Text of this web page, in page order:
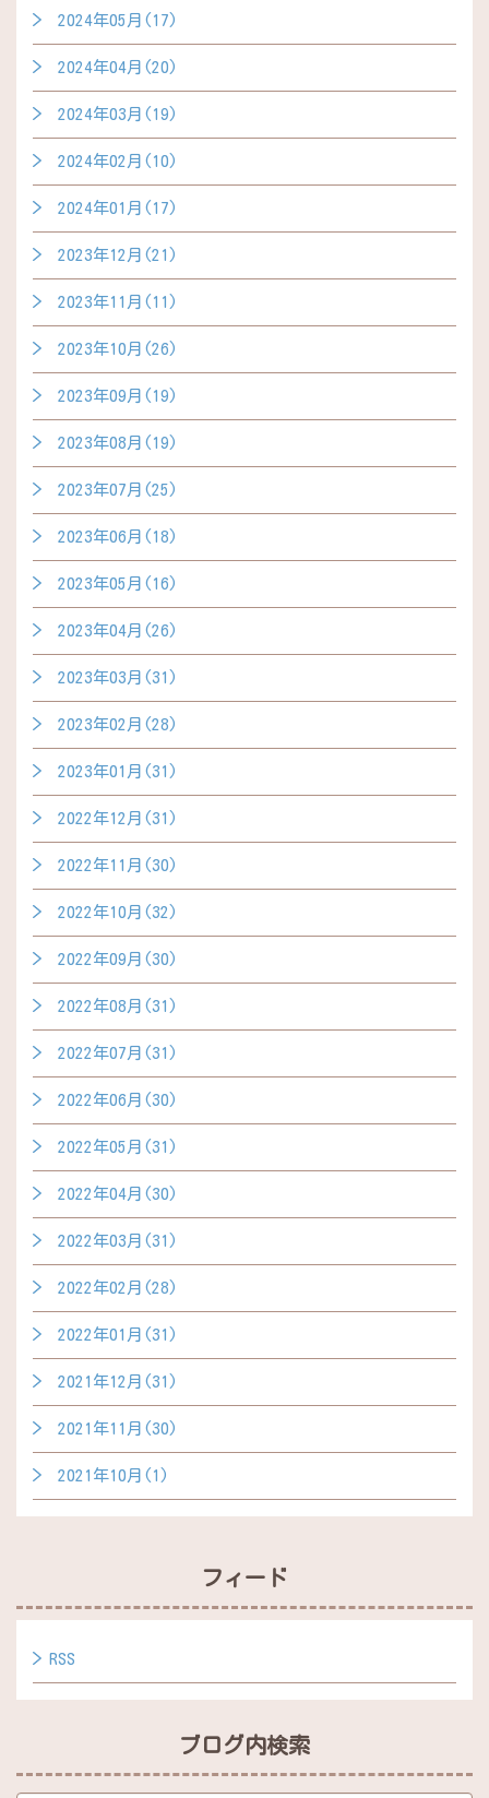
2024年05月(17)
2024年04月(20)
2024年03月(19)
2024年02月(10)
2024年01月(17)
2023年12月(21)
2023年11月(11)
2023年10月(26)
2023年09月(19)
2023年08月(19)
2023年07月(25)
2023年06月(18)
2023年05月(16)
2023年04月(26)
2023年03月(31)
2023年02月(28)
2023年01月(31)
2022年12月(31)
2022年11月(30)
2022年10月(32)
2022年09月(30)
2022年08月(31)
2022年07月(31)
2022年06月(30)
2022年05月(31)
2022年04月(30)
2022年03月(31)
2022年02月(28)
2022年01月(31)
2021年12月(31)
2021年11月(30)
2021年10月(1)
フィード
RSS
ブログ内検索